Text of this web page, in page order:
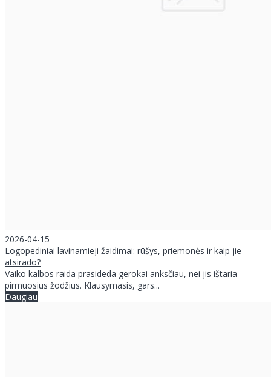
2026-04-15
Logopediniai lavinamieji žaidimai: rūšys, priemonės ir kaip jie
atsirado?
Vaiko kalbos raida prasideda gerokai anksčiau, nei jis ištaria
pirmuosius žodžius. Klausymasis, gars...
Daugiau